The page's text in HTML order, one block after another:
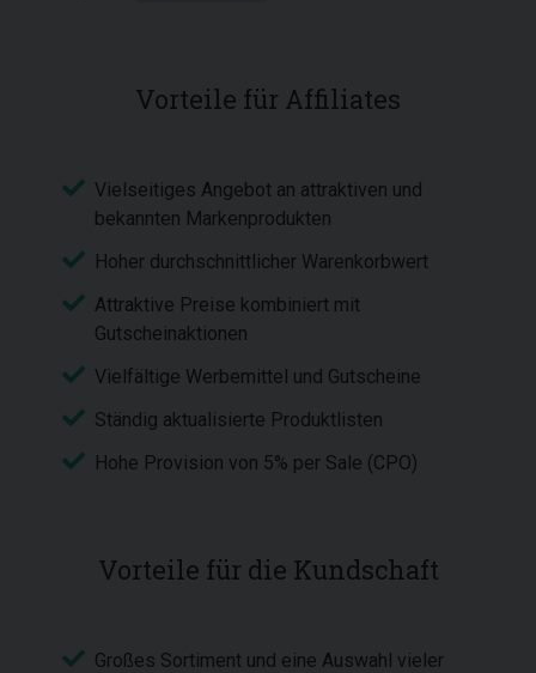
Vorteile für Affiliates
Vielseitiges Angebot an attraktiven und
bekannten Markenprodukten
Hoher durchschnittlicher Warenkorbwert
Attraktive Preise kombiniert mit
Gutscheinaktionen
Vielfältige Werbemittel und Gutscheine
Ständig aktualisierte Produktlisten
Hohe Provision von 5% per Sale (CPO)
Vorteile für die Kundschaft
Großes Sortiment und eine Auswahl vieler